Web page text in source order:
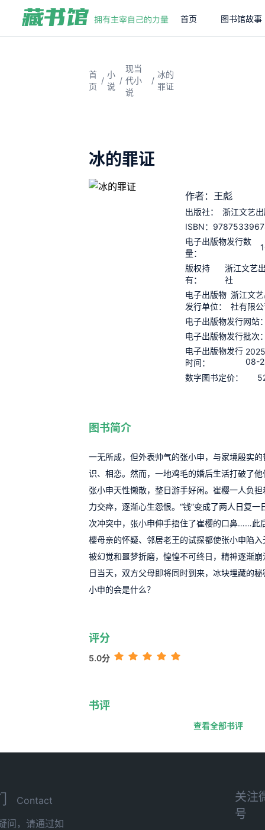
首页 图书馆故事
首
页
/
小
说
/
现当
代小
说
/
冰的
罪证
冰的罪证
作者：王彪
出版社：
浙江文艺
ISBN：
电子出版物发行数
量：
版权持
有：
浙江文艺
社
电子出版物
发行单位：
浙江文
社有限
电子出版物发行网站
电子出版物发行批次
电子出版物发行
时间：
08-
数字图书定价：
图书简介
一无所成，但外表帅气的张小申，与家境殷实
识、相恋。然而，一地鸡毛的婚后生活打破了
张小申天性懒散，整日游手好闲。崔樱一人负
力交瘁，逐渐心生怨恨。“钱”变成了两人日复一
次冲突中，张小申伸手捂住了崔樱的口鼻……此
樱母亲的怀疑、邻居老王的试探都使张小申陷
被幻觉和噩梦折磨，惶惶不可终日，精神逐渐
日当天，双方父母即将同时到来，冰块埋藏的
小申的会是什么？
评分
5.0分
书评
查看全部书评
Contact
问，请通过如
关注
号